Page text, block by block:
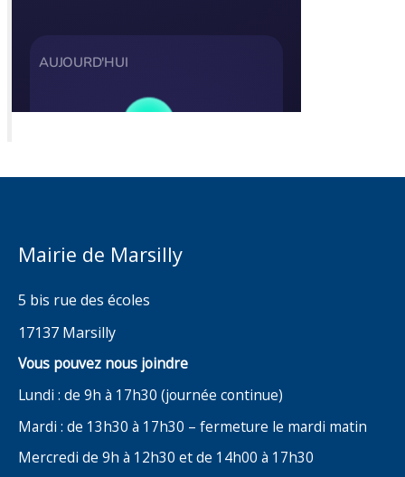
Mairie de Marsilly
5 bis rue des écoles
17137 Marsilly
Vous pouvez nous joindre
Lundi : de 9h à 17h30 (journée continue)
Mardi : de 13h30 à 17h30 – fermeture le mardi matin
Mercredi de 9h à 12h30 et de 14h00 à 17h30